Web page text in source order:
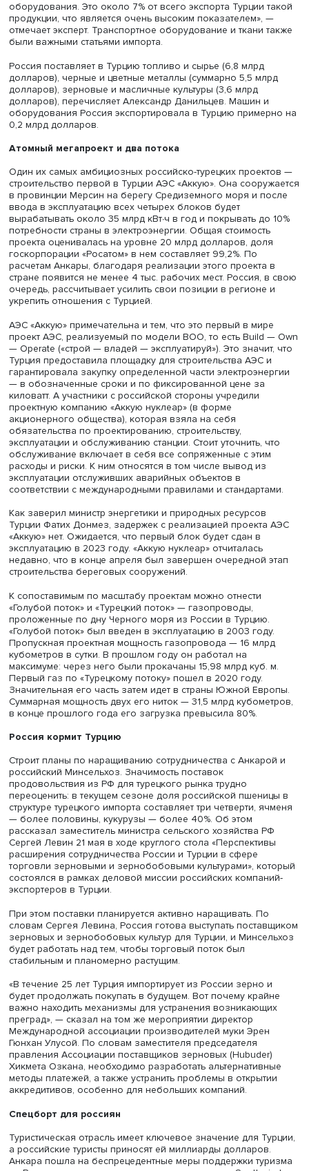
Сотрудничество двух стран и раньше развивалось
Так, за 2021 год товарооборот вырос на 57%, до 33
долларов. Учитывая, что за первый квартал 2022 года
составил 13,7 млрд, есть основания ожидать по итогам
года превышения прошлогодних показателей. Турция
традиционный и стабильный поставщик плодоовощной
продукции на российский рынок. В прошлом году
импортировала из Турции фруктов, овощей, орехов на
около 1,3 млрд долларов, рассказывает директор
торговой политики
«Примерно на 1 млрд долларов потянул импорт машин
оборудования. Это около 7% от всего экспорта Турции
продукции, что является очень высоким показателем»,
отмечает эксперт. Транспортное оборудование и ткани
были важными статьями импорта.
Россия поставляет в Турцию топливо и сырье (6,8 млрд
долларов), черные и цветные металлы (суммарно 5,5
долларов), зерновые и масличные культуры (3,6 млрд
долларов), перечисляет Александр Данильцев. Машин и
оборудования Россия экспортировала в Турцию
0,2 млрд долларов.
Атомный мегапроект и два потока
Один их самых амбициозных российско-турецких
строительство первой в Турции АЭС «Аккую». Она
в провинции Мерсин на берегу Средиземного моря и
ввода в эксплуатацию всех четырех блоков будет
вырабатывать около 35 млрд кВт⋅ч в год и покрывать
потребности страны в электроэнергии. Общая
проекта оценивалась на уровне 20 млрд долларов,
госкорпорации «Росатом» в нем составляет 99,2%. По
расчетам Анкары, благодаря реализации этого
стране появится не менее 4 тыс. рабочих мест. Россия,
очередь, рассчитывает усилить свои позиции в
укрепить отношения с Турцией.
АЭС «Аккую» примечательна и тем, что это первый в
проект АЭС, реализуемый по модели BOO, то есть
— Operate («строй — владей — эксплуатируй»). Это
Турция предоставила площадку для строительства АЭС
гарантировала закупку определенной части
— в обозначенные сроки и по фиксированной цене за
киловатт. А участники с российской стороны учредили
проектную компанию «Аккую нуклеар» (в форме
акционерного общества), которая взяла на себя
обязательства по проектированию, строительству,
эксплуатации и обслуживанию станции. Стоит уточнить,
обслуживание включает в себя все сопряженные с
расходы и риски. К ним относятся в том числе вывод из
эксплуатации отслуживших аварийных объектов в
соответствии с международными правилами и
Как заверил министр энергетики и природных ресурсов
«Аккую» нет. Ожидается, что первый блок будет сдан в
эксплуатацию в 2023 году. «Аккую нуклеар» отчиталась
недавно, что в конце апреля был завершен очередной
строительства береговых сооружений.
К сопоставимым по масштабу проектам можно отнести
«Голубой поток» и «Турецкий поток» — газопроводы,
проложенные по дну Черного моря из России в
«Голубой поток» был введен в эксплуатацию в 2003
Пропускная проектная мощность газопровода — 16
максимуме: через него были прокачаны 15,98 млрд
Первый газ по «Турецкому потоку» пошел в 2020 году.
Значительная его часть затем идет в страны Южной
Суммарная мощность двух его ниток — 31,5 млрд
в конце прошлого года его загрузка превысила 80%.
Россия кормит Турцию
Строит планы по наращиванию сотрудничества с
российский Минсельхоз. Значимость поставок
продовольствия из РФ для турецкого рынка трудно
переоценить: в текущем сезоне доля российской
структуре турецкого импорта составляет три четверти,
— более половины, кукурузы — более 40%. Об этом
Сергей Левин 21 мая в ходе круглого стола
торговли зерновыми и зернобобовыми культурами»,
состоялся в рамках деловой миссии российских